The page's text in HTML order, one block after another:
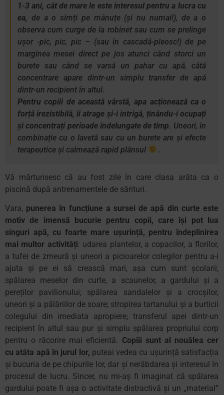
1-3 ani, cât de mare le este interesul pentru a lucra cu
ea, de a o simți pe mânuțe (și nu numai!), de a o
observa cum curge de la robinet sau cum se prelinge
ușor -pic, pic, pic – (sau în cascadă-pleosc!) de pe
marginea mesei direct pe jos atunci când storci un
burete sau când se varsă un pahar cu apă, câtă
concentrare apare dintr-un simplu transfer de apă
dintr-un recipient în altul.
Pentru copiii de această vârstă, apa acționează ca o
forță irezistibilă, îi atrage și-i intrigă, ținându-i ocupați
și concentrați perioade îndelungate de timp. Uneori, în
combinație cu o lavetă sau cu un burete are și efecte
terapeutice și calmează rapid plânsul
.
Vă mărturisesc că au fost zile în care clasa arăta ca o
piscină după antrenamentele de sărituri.
Vara, punerea în funcțiune a sursei de apă din curte este
motiv de imensă bucurie pentru copii, care își pot lua
singuri apă, cu foarte mare ușurință, pentru îndeplinirea
mai multor activități: udarea plantelor, a copacilor, a florilor,
a tufei de zmeură și uneori a picioarelor colegilor pentru a-i
ajuta și pe ei să crească mari, așa cum sunt școlarii;
spălarea meselor din curte, a scaunelor, a gardului și a
pereților pavilionului; spălarea sandalelor și a crocșilor,
uneori și a pălăriilor de soare; stropirea tartanului și a burticii
colegului din imediata apropiere; transferul apei dintr-un
recipient în altul sau pur și simplu spălarea propriului corp
pentru o răcorire mai eficientă. Copiii sunt al nouălea cer
cu atâta apă în jurul lor, puteai vedea cu ușurință satisfacția
și bucuria de pe chipurile lor, dar și nerăbdarea și interesul în
procesul de lucru. Sincer, nu mi-aș fi imaginat că spălarea
gardului poate fi așa o activitate distractivă și un „material”